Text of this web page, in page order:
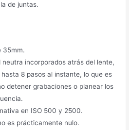
de juntas.
35mm.
incorporados atrás del lente,
8 pasos al instante, lo que es
detener grabaciones o planear los
en ISO 500 y 2500.
es prácticamente nulo.